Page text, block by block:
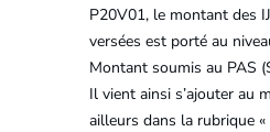
P20V01, le montant des
versées est porté au
Montant soumis au PAS
Il vient ainsi s’ajouter au
ailleurs dans la rubrique